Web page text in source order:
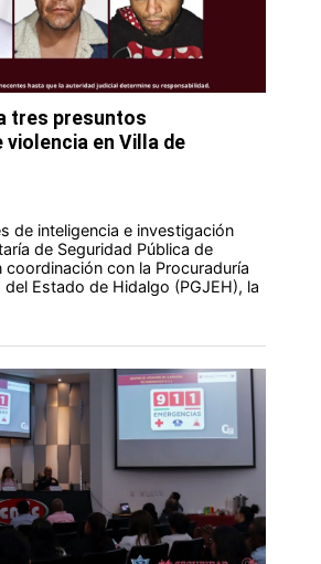
tres presuntos
violencia en Villa de
de inteligencia e investigación
de Seguridad Pública de
coordinación con la Procuraduría
Estado de Hidalgo (PGJEH), la